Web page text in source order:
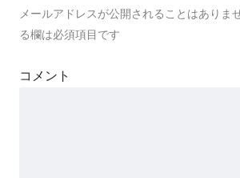
メールアドレスが公開されることはありませ
る欄は必須項目です
コメント